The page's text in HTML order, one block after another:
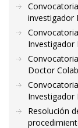
investigador
Investigador
Doctor
Investigador
Resolución